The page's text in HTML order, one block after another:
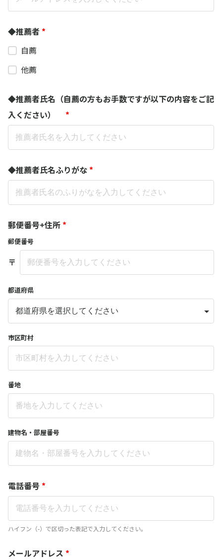
◆推薦者 *
自薦
他薦
◆推薦者氏名（自薦の方もお手数ですが以下の内容をご記
入ください）
*
◆推薦者氏名ふりがな *
郵便番号+住所 *
郵便番号
〒
都道府県
市区町村
番地
建物名・部屋番号
電話番号 *
ハイフン（-）で区切った表記で入力してください。
メールアドレス *